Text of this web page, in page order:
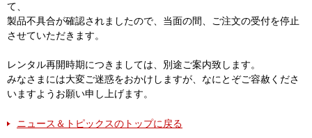
て、
製品不具合が確認されましたので、当面の間、ご注文の受付を停止
させていただきます。
レンタル再開時期につきましては、別途ご案内致します。
みなさまには大変ご迷惑をおかけしますが、なにとぞご容赦くださ
いますようお願い申し上げます。
ニュース＆トピックスのトップに戻る